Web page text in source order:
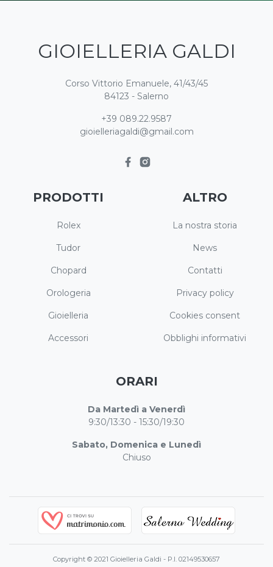
GIOIELLERIA GALDI
Corso Vittorio Emanuele, 41/43/45
84123 - Salerno
+39 089.22.9587
gioielleriagaldi@gmail.com
PRODOTTI
Rolex
Tudor
Chopard
Orologeria
Gioielleria
Accessori
ALTRO
La nostra storia
News
Contatti
Privacy policy
Cookies consent
Obblighi informativi
ORARI
Da Martedì a Venerdì
9:30/13:30 - 15:30/19:30
Sabato, Domenica e Lunedì
Chiuso
Copyright © 2021 Gioielleria Galdi - P.I. 02149530657